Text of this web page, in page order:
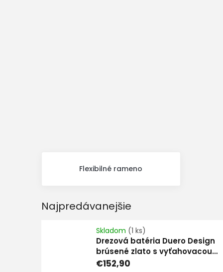
Flexibilné rameno
Najpredávanejšie
Drezová batéria Duero Design
brúsené zlato s vyťahovacou
sprškou
Skladom (1 ks)
€152,90